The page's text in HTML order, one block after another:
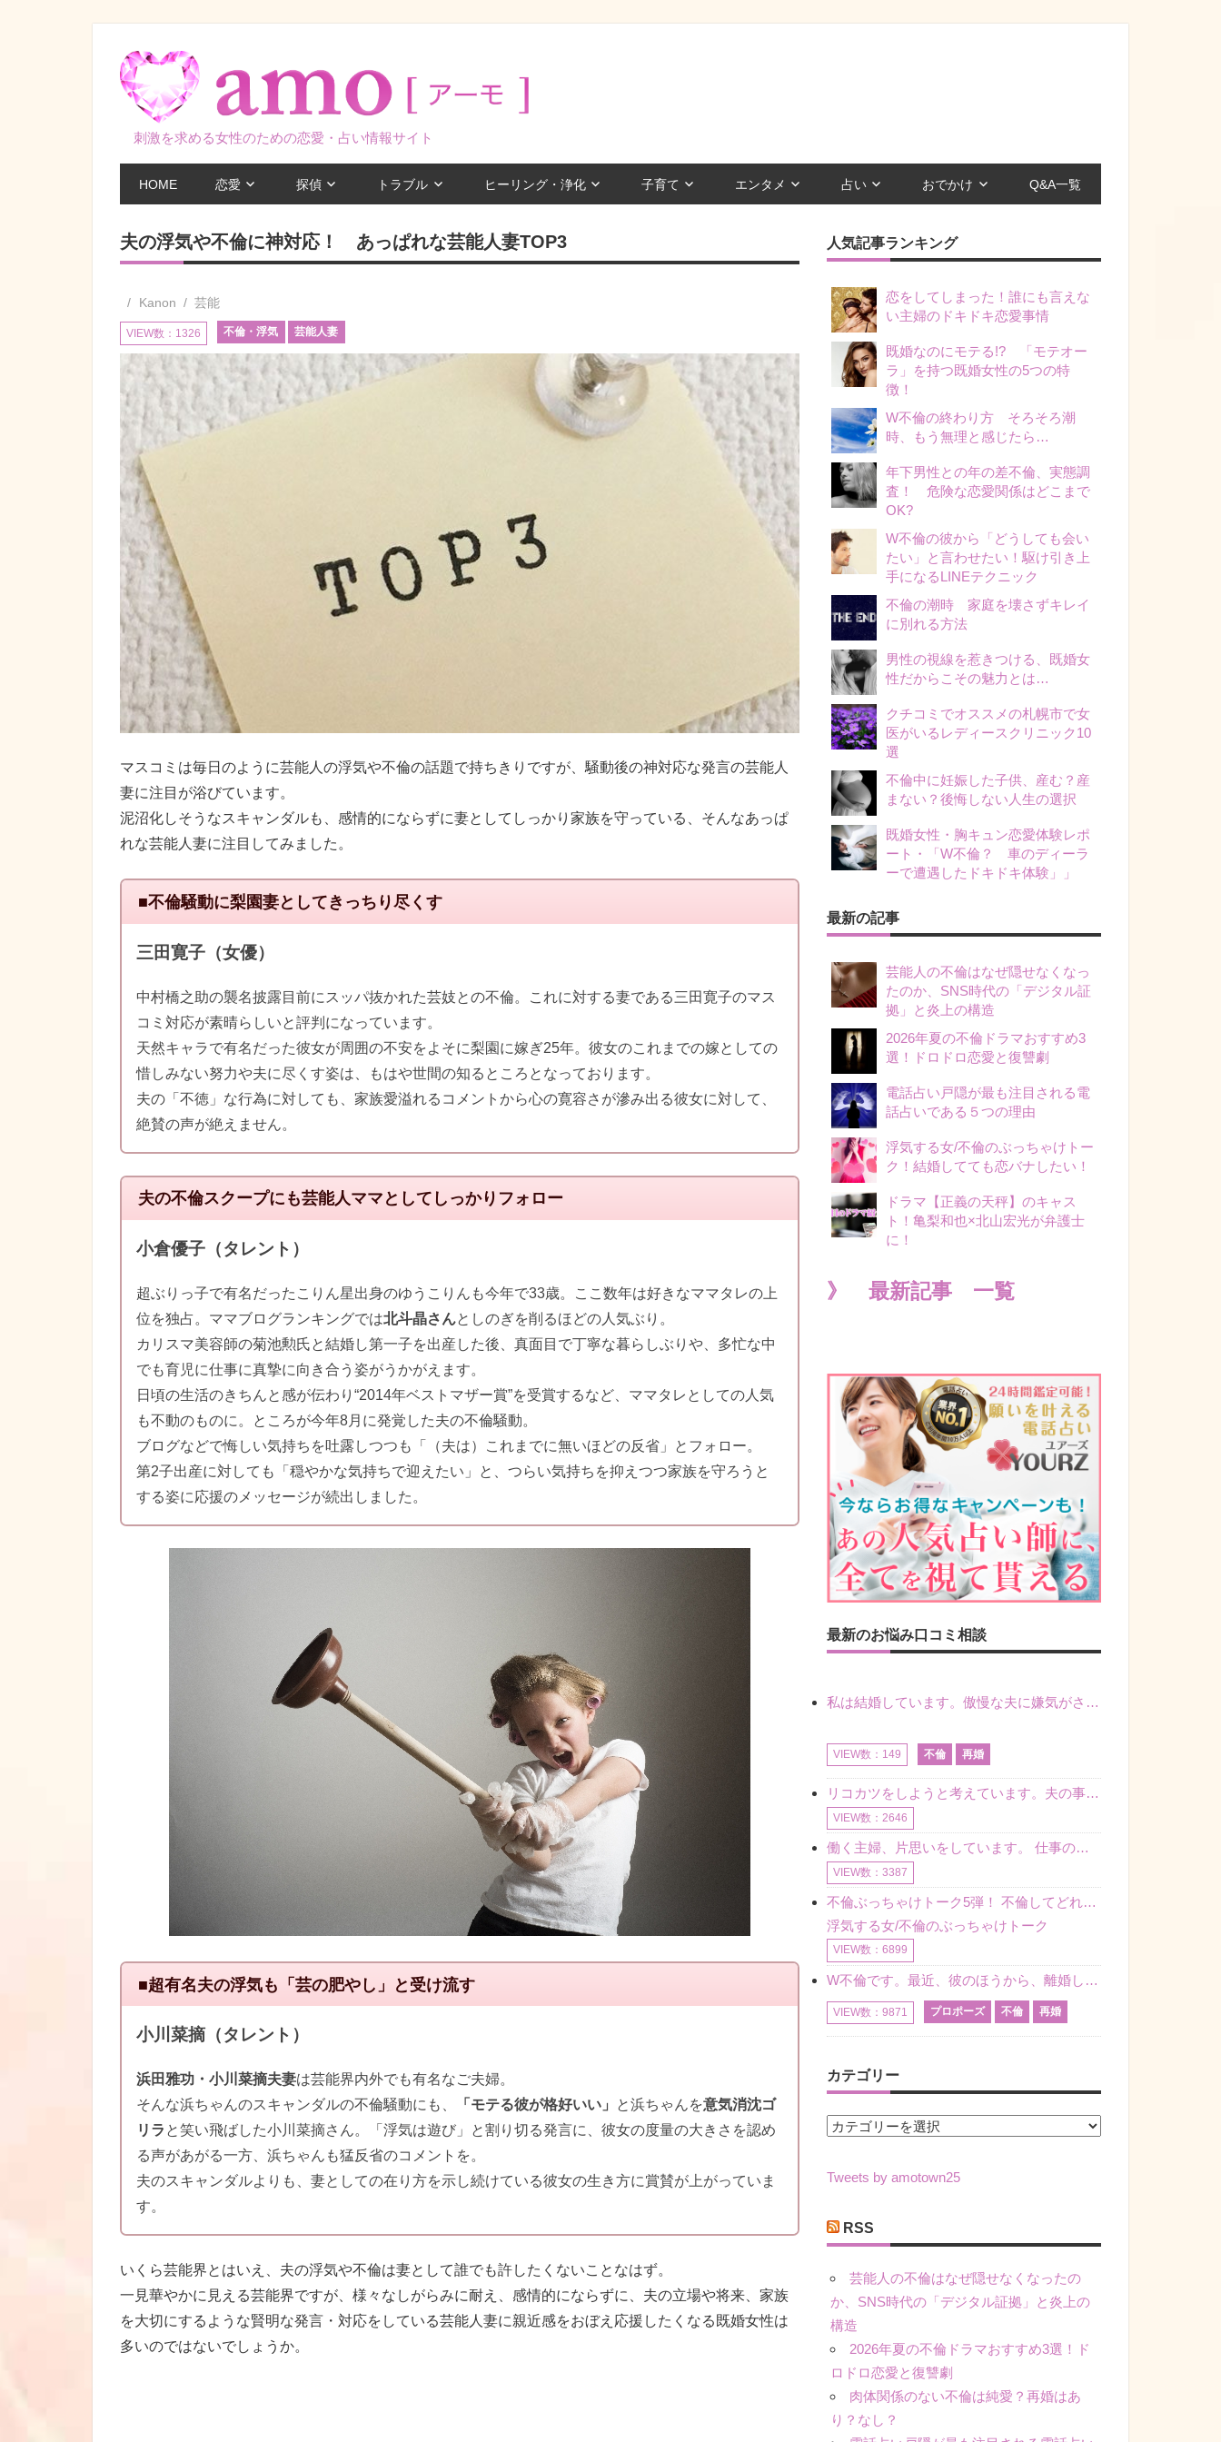
刺激を求める女性のための恋愛・占い情報サイト
HOME 恋愛 探偵 トラブル ヒーリング・浄化 子育て エンタメ 占い おでかけ Q&A一覧
夫の浮気や不倫に神対応！ あっぱれな芸能人妻TOP3
Kanon 芸能
VIEW数：1326 不倫・浮気 芸能人妻
マスコミは毎日のように芸能人の浮気や不倫の話題で持ちきりですが、騒動後の神対応な発言の芸能人
妻に注目が浴びています。
泥沼化しそうなスキャンダルも、感情的にならずに妻としてしっかり家族を守っている、そんなあっぱ
れな芸能人妻に注目してみました。
■不倫騒動に梨園妻としてきっちり尽くす
三田寛子（女優）
中村橋之助の襲名披露目前にスッパ抜かれた芸妓との不倫。これに対する妻である三田寛子のマス
コミ対応が素晴らしいと評判になっています。
天然キャラで有名だった彼女が周囲の不安をよそに梨園に嫁ぎ25年。彼女のこれまでの嫁としての
惜しみない努力や夫に尽くす姿は、もはや世間の知るところとなっております。
夫の「不徳」な行為に対しても、家族愛溢れるコメントから心の寛容さが滲み出る彼女に対して、
絶賛の声が絶えません。
夫の不倫スクープにも芸能人ママとしてしっかりフォロー
小倉優子（タレント）
超ぶりっ子で有名だったこりん星出身のゆうこりんも今年で33歳。ここ数年は好きなママタレの上
位を独占。ママブログランキングでは北斗晶さんとしのぎを削るほどの人気ぶり。
カリスマ美容師の菊池勲氏と結婚し第一子を出産した後、真面目で丁寧な暮らしぶりや、多忙な中
でも育児に仕事に真摯に向き合う姿がうかがえます。
日頃の生活のきちんと感が伝わり“2014年ベストマザー賞”を受賞するなど、ママタレとしての人気
も不動のものに。ところが今年8月に発覚した夫の不倫騒動。
ブログなどで悔しい気持ちを吐露しつつも「（夫は）これまでに無いほどの反省」とフォロー。
第2子出産に対しても「穏やかな気持ちで迎えたい」と、つらい気持ちを抑えつつ家族を守ろうと
する姿に応援のメッセージが続出しました。
■超有名夫の浮気も「芸の肥やし」と受け流す
小川菜摘（タレント）
浜田雅功・小川菜摘夫妻は芸能界内外でも有名なご夫婦。
そんな浜ちゃんのスキャンダルの不倫騒動にも、
「モテる彼が格好いい」 と浜ちゃんを意気消沈ゴ
リラ と笑い飛ばした小川菜摘さん。「浮気は遊び」と割り切る発言に、彼女の度量の大きさを認め
る声があがる一方、浜ちゃんも猛反省のコメントを。
夫のスキャンダルよりも、妻としての在り方を示し続けている彼女の生き方に賞賛が上がっていま
す。
いくら芸能界とはいえ、夫の浮気や不倫は妻として誰でも許したくないことなはず。
一見華やかに見える芸能界ですが、様々なしがらみに耐え、感情的にならずに、夫の立場や将来、家族
を大切にするような賢明な発言・対応をしている芸能人妻に親近感をおぼえ応援したくなる既婚女性は
多いのではないでしょうか。
人気記事ランキング
恋をしてしまった！誰にも言えな
い主婦のドキドキ恋愛事情
既婚なのにモテる!? 「モテオー
ラ」を持つ既婚女性の5つの特
徴！
W不倫の終わり方 そろそろ潮
時、もう無理と感じたら…
年下男性との年の差不倫、実態調
査！ 危険な恋愛関係はどこまで
OK?
W不倫の彼から「どうしても会い
たい」と言わせたい！駆け引き上
手になるLINEテクニック
不倫の潮時 家庭を壊さずキレイ
に別れる方法
男性の視線を惹きつける、既婚女
性だからこその魅力とは…
クチコミでオススメの札幌市で女
医がいるレディースクリニック10
選
不倫中に妊娠した子供、産む？産
まない？後悔しない人生の選択
既婚女性・胸キュン恋愛体験レポ
ート・「W不倫？ 車のディーラ
ーで遭遇したドキドキ体験」」
最新の記事
芸能人の不倫はなぜ隠せなくなっ
たのか、SNS時代の「デジタル証
拠」と炎上の構造
2026年夏の不倫ドラマおすすめ3
選！ドロドロ恋愛と復讐劇
電話占い戸隠が最も注目される電
話占いである５つの理由
浮気する女/不倫のぶっちゃけトー
ク！結婚してても恋バナしたい！
ドラマ【正義の天秤】のキャス
ト！亀梨和也×北山宏光が弁護士
に！
》 最新記事 一覧
最新のお悩み口コミ相談
私は結婚しています。傲慢な夫に嫌気がさし離婚を考えていたときに、彼と出会いました。彼には恋人がいましたが、話をするうちに、夫とのことを相談するようにな
VIEW数：149 不倫 再婚
リコカツをしようと考えています。夫の事からの愛情を全く感じません。子供がいるので、子供が成長するまではと我慢しています。 まず、お金が必要だと考え、仕事の量も増やしました。ところが、夫は働かず、結局は
VIEW数：2646
働く主婦、片思いをしています。 仕事の相談をしていくうちに、彼のことを好きになりました。私には夫も子供もいます。不倫をしているわけでもなく、もちろん、この気持ちは誰にも話していません。 ラインをする関
VIEW数：3387
不倫ぶっちゃけトーク5弾！ 不倫してどれくらい？ 不倫のあれこれを、なんでもどうぞ♪♪
浮気する女/不倫のぶっちゃけトーク
VIEW数：6899
W不倫です。最近、彼のほうから、離婚して再婚しよう、と言ってきました。ハッキリいうと、そこまでは考えていませんでした。彼を好きな気持ちはあるし、彼なしの生活は考えられません。だけど、離婚して再婚すると
VIEW数：9871 プロポーズ 不倫 再婚
カテゴリー
カ
ゴ
ー
Tweets by amotown25
RSS
芸能人の不倫はなぜ隠せなくなったの
か、SNS時代の「デジタル証拠」と炎上の
構造
2026年夏の不倫ドラマおすすめ3選！ド
ロドロ恋愛と復讐劇
肉体関係のない不倫は純愛？再婚はあ
り？なし？